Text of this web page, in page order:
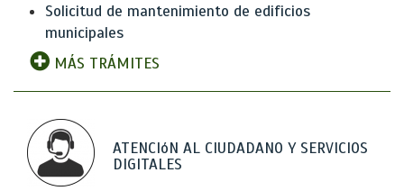
Solicitud de mantenimiento de edificios
municipales
MÁS TRÁMITES
ATENCIóN AL CIUDADANO Y SERVICIOS
DIGITALES